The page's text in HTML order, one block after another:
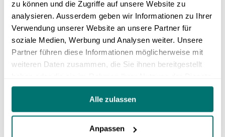
zu können und die Zugriffe auf unsere Website zu
analysieren. Ausserdem geben wir Informationen zu Ihrer
Verwendung unserer Website an unsere Partner für
soziale Medien, Werbung und Analysen weiter. Unsere
Partner führen diese Informationen möglicherweise mit
weiteren Daten zusammen, die Sie ihnen bereitgestellt
gesammelt haben.
Alle zulassen
Anpassen
Kursleitung / Veranstalter:
Kurslokal:
Informationen: